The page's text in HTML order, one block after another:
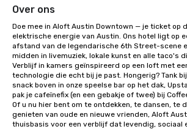
Over ons
Doe mee in Aloft Austin Downtown — je ticket op
elektrische energie van Austin. Ons hotel ligt op
afstand van de legendarische 6th Street-scene
midden in livemuziek, lokale kunst en alle taco's
Verblijf in kamers geïnspireerd op een loft met
technologie die echt bij je past. Hongerig? Tank
snack boven in onze speelse bar op het dak,
pak je cafeïnefix (en een gebakje of twee) bij
Of u nu hier bent om te ontdekken, te dansen, te
genieten van oude en nieuwe vrienden, Aloft
thuisbasis voor een verblijf dat levendig, sociaal